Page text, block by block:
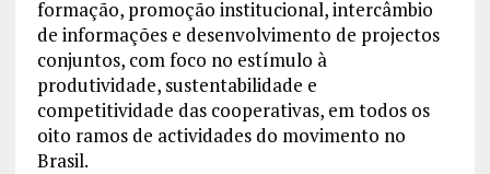
formação, promoção institucional, intercâmbio
de informações e desenvolvimento de projectos
conjuntos, com foco no estímulo à
produtividade, sustentabilidade e
competitividade das cooperativas, em todos os
oito ramos de actividades do movimento no
Brasil.